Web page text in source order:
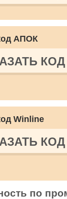
АПОК
КОД
Winline
КОД
по